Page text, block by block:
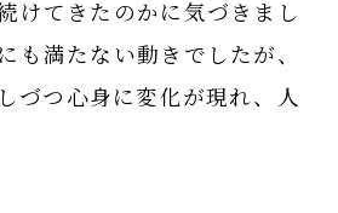
けてきたのかに気づきまし
も満たない動きでしたが、
づつ心身に変化が現れ、人